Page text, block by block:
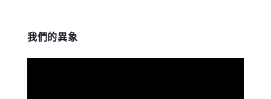
我們的異象